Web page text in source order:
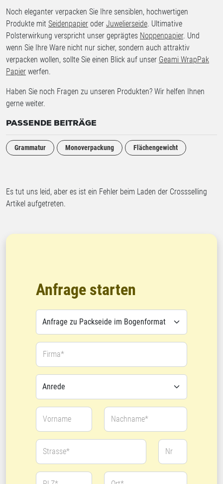
Noch eleganter verpacken Sie Ihre sensiblen, hochwertigen
Produkte mit Seidenpapier oder Juwelierseide. Ultimative
Polsterwirkung verspricht unser geprägtes Noppenpapier. Und
wenn Sie Ihre Ware nicht nur sicher, sondern auch attraktiv
verpacken wollen, sollte Sie einen Blick auf unser Geami WrapPak
Papier werfen.
Haben Sie noch Fragen zu unseren Produkten? Wir helfen Ihnen
gerne weiter.
PASSENDE BEITRÄGE
Grammatur Monoverpackung Flächengewicht
Es tut uns leid, aber es ist ein Fehler beim Laden der Crossselling
Artikel aufgetreten.
Anfrage starten
Firma*
Vorname Nachname*
Strasse* Nr